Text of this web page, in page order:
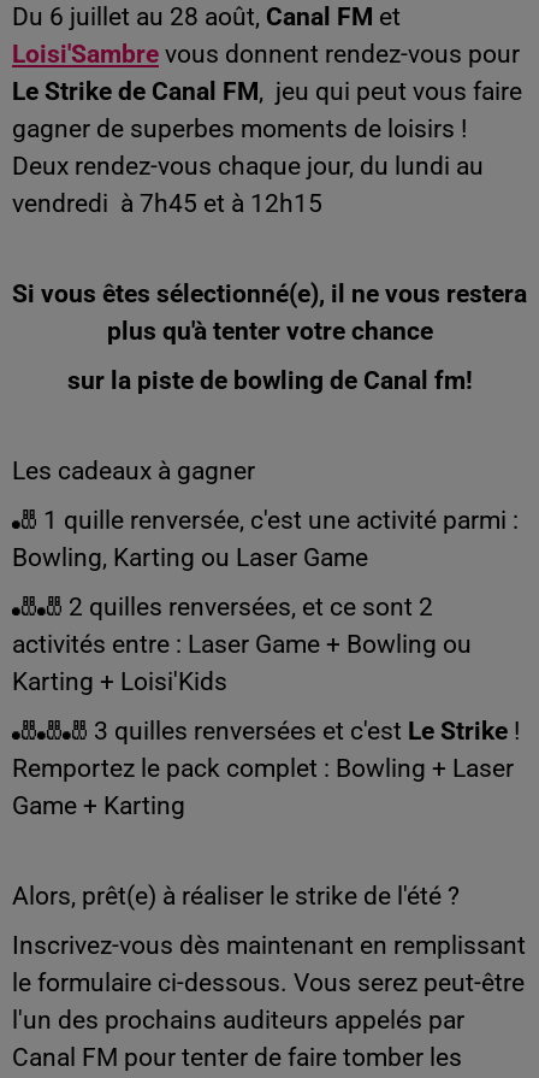
Du 6 juillet au 28 août, Canal FM et
Loisi'Sambre vous donnent rendez-vous pour
Le Strike de Canal FM, jeu qui peut vous faire
gagner de superbes moments de loisirs !
Deux rendez-vous chaque jour, du lundi au
vendredi à 7h45 et à 12h15
Si vous êtes sélectionné(e), il ne vous restera
plus qu'à tenter votre chance
sur la piste de bowling de Canal fm!
Les cadeaux à gagner
🎳 1 quille renversée, c'est une activité parmi :
Bowling, Karting ou Laser Game
🎳🎳 2 quilles renversées, et ce sont 2
activités entre : Laser Game + Bowling ou
Karting + Loisi'Kids
🎳🎳🎳 3 quilles renversées et c'est Le Strike !
Remportez le pack complet : Bowling + Laser
Game + Karting
Alors, prêt(e) à réaliser le strike de l'été ?
Inscrivez-vous dès maintenant en remplissant
le formulaire ci-dessous. Vous serez peut-être
l'un des prochains auditeurs appelés par
Canal FM pour tenter de faire tomber les